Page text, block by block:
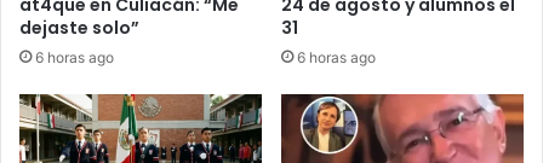
at4que en Culiacán: “Me
dejaste solo”
6 horas ago
24 de agosto y alumnos el
31
6 horas ago